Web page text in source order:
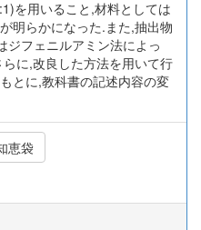
を用いること,材料としては
明らかになった.また,抽出物
ジフェニルアミン法によっ
に,改良した方法を用いて行
とに,教科書の記述内容の変
恵袋